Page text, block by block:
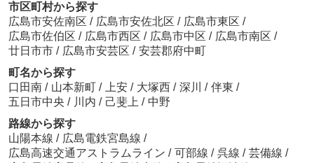
市区町村から探す
広島市安佐南区 / 広島市安佐北区 / 広島市東区 /
広島市佐伯区 / 広島市西区 / 広島市中区 / 広島市南区 /
廿日市市 / 広島市安芸区 / 安芸郡府中町
町名から探す
口田南 / 山本新町 / 上安 / 大塚西 / 深川 / 伴東 /
五日市中央 / 川内 / 己斐上 / 中野
路線から探す
山陽本線 / 広島電鉄宮島線 /
広島高速交通アストラムライン / 可部線 / 呉線 / 芸備線 /